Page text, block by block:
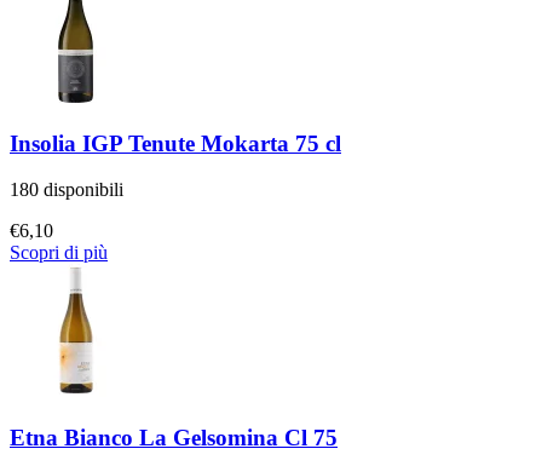
Insolia IGP Tenute Mokarta 75 cl
180 disponibili
€6,10
Scopri di più
Etna Bianco La Gelsomina Cl 75